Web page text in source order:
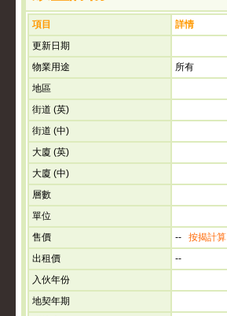
項目
詳情
更新日期
物業用途
所有
地區
街道 (英)
街道 (中)
大廈 (英)
大廈 (中)
層數
單位
售價
-- 按揭計算
出租價
--
入伙年份
地契年期